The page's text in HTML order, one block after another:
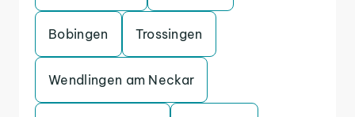
Bobingen Trossingen
Wendlingen am Neckar